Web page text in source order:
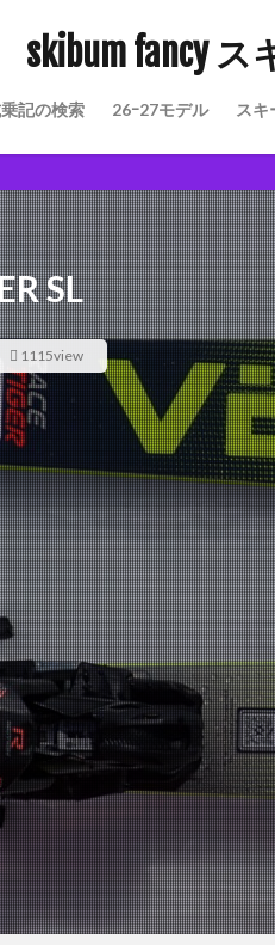
skibum fancy
る愉しさ
記の検索 26ｰ27モデル スキ
SL
1115view